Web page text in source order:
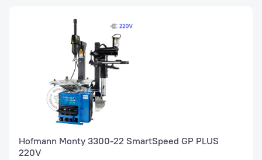
Hofmann Monty 3300-22 SmartSpeed GP PLUS
220V